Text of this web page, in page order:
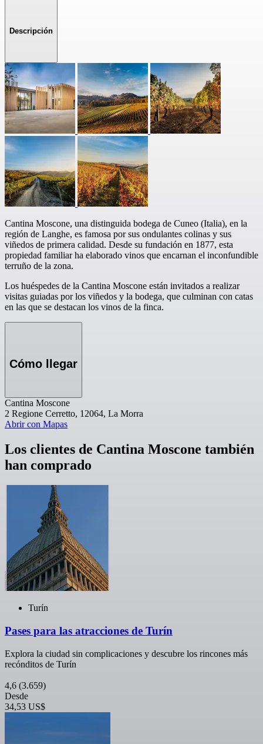
Descripción
Cantina Moscone, una distinguida bodega de Cuneo (Italia), en la
región de Langhe, es famosa por sus ondulantes colinas y sus
viñedos de primera calidad. Desde su fundación en 1877, esta
propiedad familiar ha elaborado vinos que encarnan el inconfundible
terruño de la zona.
Los huéspedes de la Cantina Moscone están invitados a realizar
visitas guiadas por los viñedos y la bodega, que culminan con catas
en las que se destacan los vinos de la finca.
Cómo llegar
Cantina Moscone
2 Regione Cerretto, 12064, La Morra
Abrir con Mapas
Los clientes de Cantina Moscone también
han comprado
Turín
Pases para las atracciones de Turín
Explora la ciudad sin complicaciones y descubre los rincones más
recónditos de Turín
4,6 (3.659)
Desde
34,53 US$